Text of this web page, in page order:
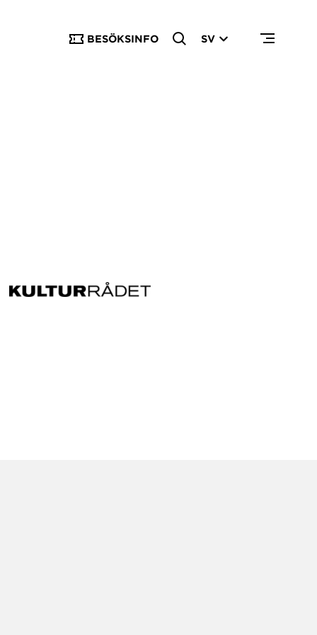
BESÖKSINFO SV